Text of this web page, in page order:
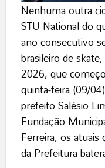
Nenhuma outra
STU National do
ano consecutivo
brasileiro de
2026, que
quinta-feira (09/
prefeito Salésio
Fundação
Ferreira, os atuais
da Prefeitura